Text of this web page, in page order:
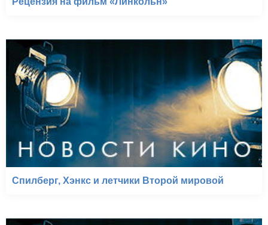
Спилберг, Хэнкс и летчики Второй мировой